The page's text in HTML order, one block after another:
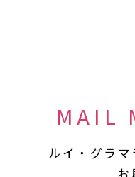
MAIL
ルイ・グラ
お